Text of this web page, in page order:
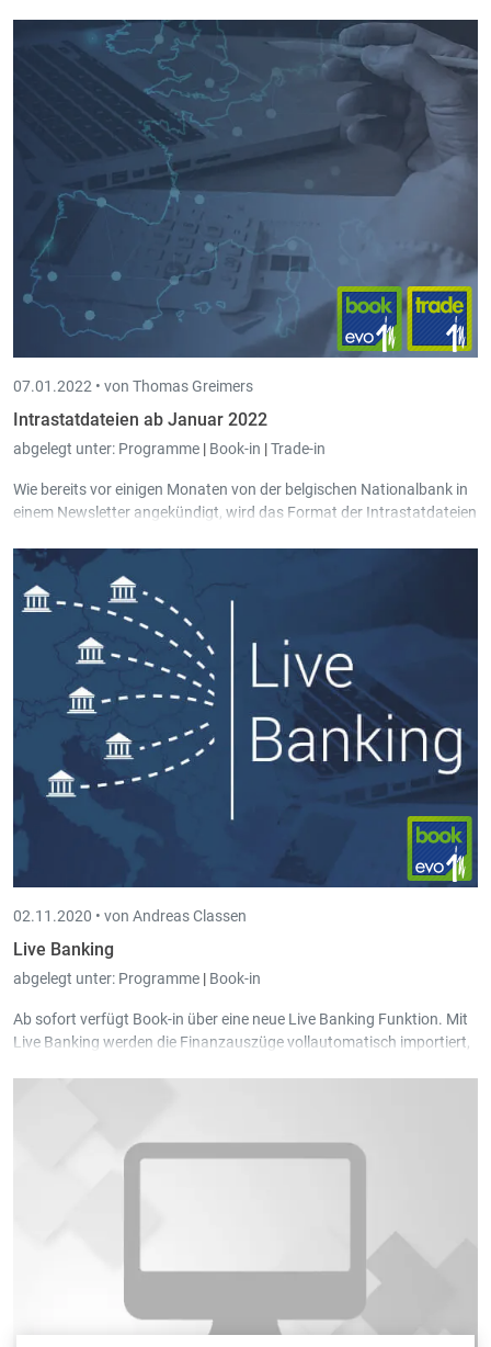
ermäßigten Mehrwertsteuersatz von 8% auf 7% senken.
07.01.2022 • von Thomas Greimers
Intrastatdateien ab Januar 2022
abgelegt unter: Programme | Book-in |Trade-in
Wie bereits vor einigen Monaten von der belgischen Nationalbank in
einem Newsletter angekündigt, wird das Format der Intrastatdateien
02.11.2020 • von Andreas Classen
Live Banking
abgelegt unter: Programme | Book-in
Ab sofort verfügt Book-in über eine neue Live Banking Funktion. Mit
Live Banking werden die Finanzauszüge vollautomatisch importiert,